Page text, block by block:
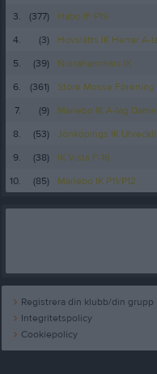
3.
(377)
Habo IF P19
4.
(3)
Hovslätts IK Herrar A-
5.
(39)
Norrahammars IK
6.
(361)
Store Mosse Förening
7.
(9)
Mariebo IK A-lag
8.
(53)
Jönköpings IK
9.
(38)
IK Vista F-16
10.
(85) Mariebo IK P11/P12
Registrera din klubb/din grupp
Integritetspolicy
Cookiepolicy